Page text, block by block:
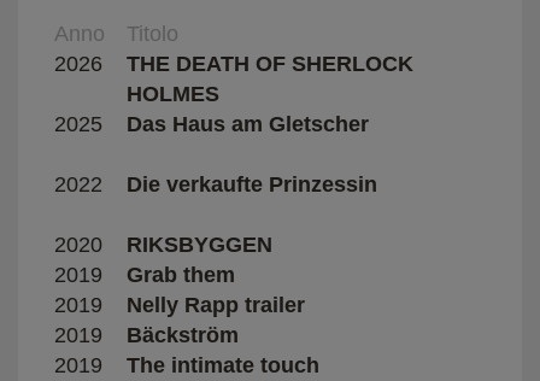
Anno Titolo
2026
THE DEATH OF SHERLOCK
HOLMES
2025
Das Haus am Gletscher
2022 Die verkaufte Prinzessin
2020 RIKSBYGGEN
2019
Grab them
2019
Nelly Rapp trailer
2019
Bäckström
2019
The intimate touch